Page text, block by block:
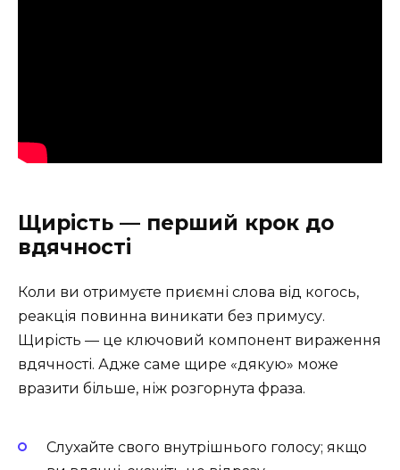
Щирість — перший крок до
вдячності
Коли ви отримуєте приємні слова від когось,
реакція повинна виникати без примусу.
Щирість — це ключовий компонент вираження
вдячності. Адже саме щире «дякую» може
вразити більше, ніж розгорнута фраза.
Слухайте свого внутрішнього голосу; якщо